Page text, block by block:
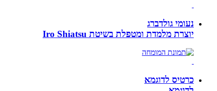
נעומי גולדברג
יוצרת מלמדת ומטפלת בשיטת Iro Shiatsu
כרטיס לדוגמא